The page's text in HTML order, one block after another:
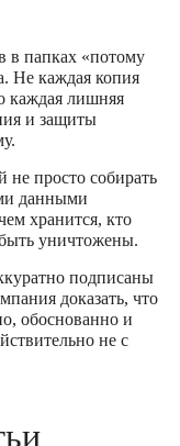
в папках «потому
Не каждая копия
каждая лишняя
и защиты
не просто собирать
данными
хранится, кто
уничтожены.
подписаны
доказать, что
обоснованно и
не с